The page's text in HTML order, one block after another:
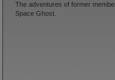
The adventures of former
Space Ghost.